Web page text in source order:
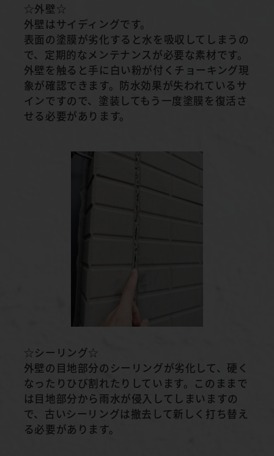
☆外壁☆
外壁はサイディングです。
表面の塗膜が劣化すると水を吸収してしまうの
で、定期的なメンテナンスが必要な素材です。
外壁を触ると手に白い粉が付くチョーキング現
象が確認できます。防水効果が失われているサ
インですので、塗装してもう一度塗膜を復活さ
せる必要があります。
☆シーリング☆
外壁の目地部分のシーリングが劣化して、硬く
なったりひび割れたりしています。このままで
は目地部分から雨水が侵入してしまいますの
で、古いシーリングは撤去して新しく打ち替え
る必要があります。